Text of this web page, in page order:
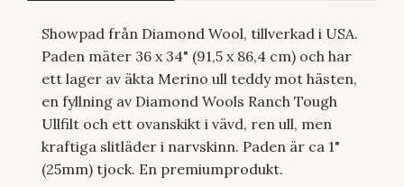
Showpad från Diamond Wool, tillverkad i USA.
Paden mäter 36 x 34" (91,5 x 86,4 cm) och har
ett lager av äkta Merino ull teddy mot hästen,
en fyllning av Diamond Wools Ranch Tough
Ullfilt och ett ovanskikt i vävd, ren ull, men
kraftiga slitläder i narvskinn. Paden är ca 1"
(25mm) tjock. En premiumprodukt.